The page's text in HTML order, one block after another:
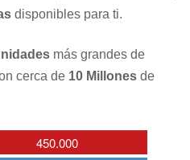
disponibles para ti.
más grandes de
cerca de 10 Millones de
450.000